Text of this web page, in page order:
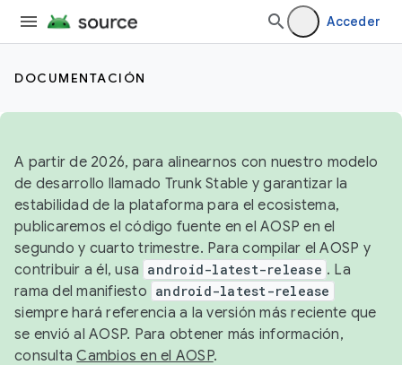
Acceder
DOCUMENTACIÓN
A partir de 2026, para alinearnos con nuestro modelo
de desarrollo llamado Trunk Stable y garantizar la
estabilidad de la plataforma para el ecosistema,
publicaremos el código fuente en el AOSP en el
segundo y cuarto trimestre. Para compilar el AOSP y
contribuir a él, usa android-latest-release . La
rama del manifiesto android-latest-release
siempre hará referencia a la versión más reciente que
se envió al AOSP. Para obtener más información,
consultaCambios en el AOSP.